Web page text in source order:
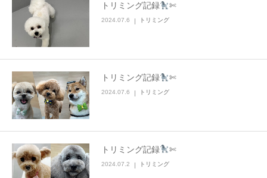
トリミング記録 ✄
2024.07.6 トリミング
トリミング記録 ✄
2024.07.6 トリミング
トリミング記録 ✄
2024.07.2 トリミング